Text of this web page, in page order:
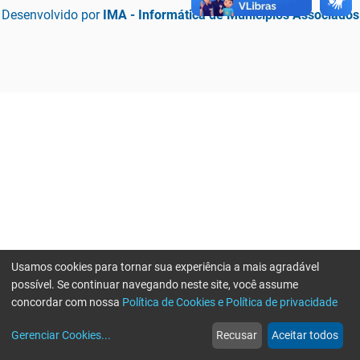
Desenvolvido por IMA - Informática de Municípios Associados
web
Notícias
more_horiz
Mais
Usamos cookies para tornar sua experiência a mais agradável
possível. Se continuar navegando neste site, você assume
concordar com nossa Política de Cookies e Política de privacidade
Gerenciar Cookies... Recusar Aceitar todos
Erro ao enviar informações, por favor tente novamente